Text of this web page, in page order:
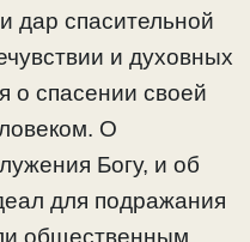
дар спасительной
и духовных
о спасении своей
О
Богу, и об
для подражания
общественным